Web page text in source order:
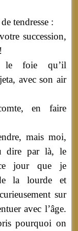
tendresse :
succession,
le foie qu’il
avec son air
en faire
mais moi,
dire par là, le
jour que je
la lourde et
sur
avec l’âge.
pourquoi on